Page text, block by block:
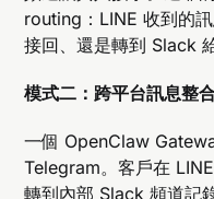
routing：LINE 收到的
接回、還是轉到 Slack
模式二：跨平台訊息整
一個 OpenClaw
Telegram。客戶在
轉到內部 Slack 頻道記